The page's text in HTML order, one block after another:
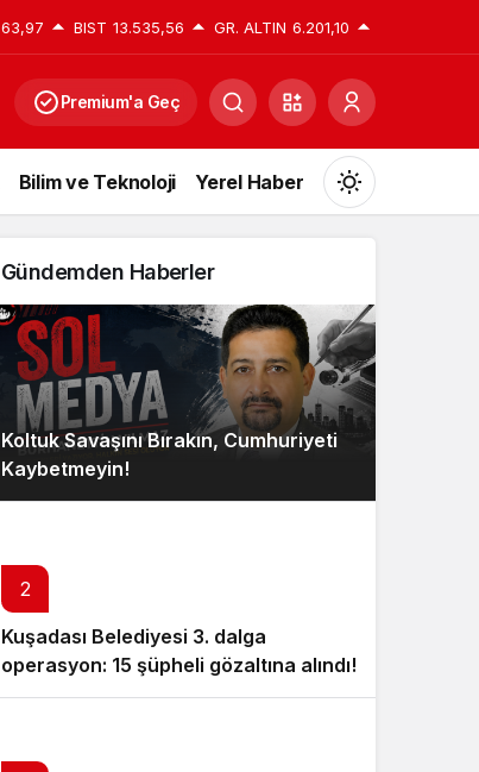
63,97 BIST 13.535,56 GR. ALTIN 6.201,10
Premium'a Geç
Bilim ve Teknoloji Yerel Haber
Mod
değiştir
Gündüz Modu
Gündüz modunu seçin.
Gece Modu
Gündemden Haberler
Koltuk Savaşını Bırakın, Cumhuriyeti
Kaybetmeyin!
2
Kuşadası Belediyesi 3. dalga
operasyon: 15 şüpheli gözaltına alındı!